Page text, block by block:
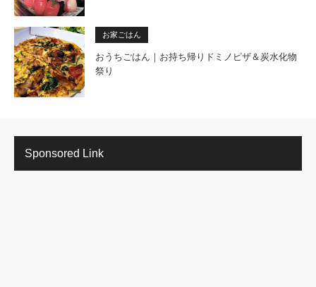
お家ごはん
おうちごはん｜お持ち帰りドミノピザ＆炭水化物
祭り
Sponsored Link